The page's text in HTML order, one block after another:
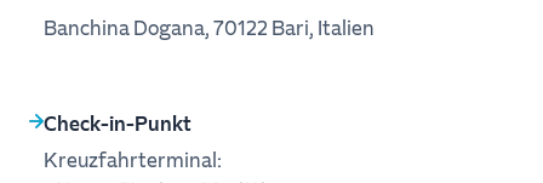
Banchina Dogana, 70122 Bari, Italien
Check‑in‑Punkt
Kreuzfahrterminal: